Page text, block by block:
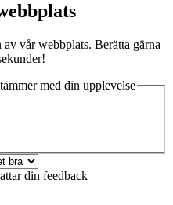
vår webbplats. Berätta gärna
med din upplevelse
din feedback